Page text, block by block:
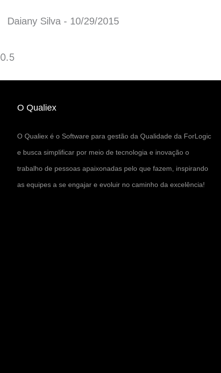
Daiany Silva 10/29/2015
O Qualiex
O Qualiex é o Software para gestão da Qualidade da ForLogic
e busca simplificar por meio de tecnologia e inovação o
trabalho de pessoas apaixonadas pelo que fazem, inspirando
as equipes a se engajar e evoluir no caminho da excelência!